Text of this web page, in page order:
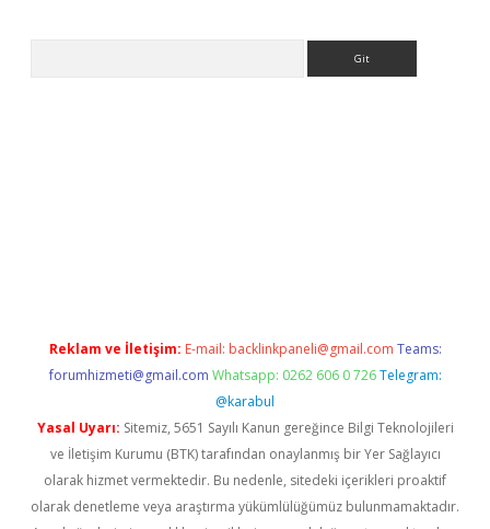
Reklam ve İletişim: E-mail: backlinkpaneli@gmail.com Teams:
forumhizmeti@gmail.com Whatsapp: 0262 606 0 726 Telegram:
@karabul
Yasal Uyarı: Sitemiz, 5651 Sayılı Kanun gereğince Bilgi Teknolojileri
ve İletişim Kurumu (BTK) tarafından onaylanmış bir Yer Sağlayıcı
olarak hizmet vermektedir. Bu nedenle, sitedeki içerikleri proaktif
olarak denetleme veya araştırma yükümlülüğümüz bulunmamaktadır.